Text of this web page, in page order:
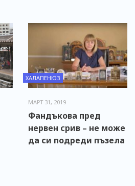
ХАЛАПЕНЮЗ
МАРТ 31, 2019
Фандъкова пред
нервен срив – не може
да си подреди пъзела